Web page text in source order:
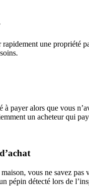
une propriété
payer alors que vous
un acheteur qui
vous ne savez
pépin détecté lors de